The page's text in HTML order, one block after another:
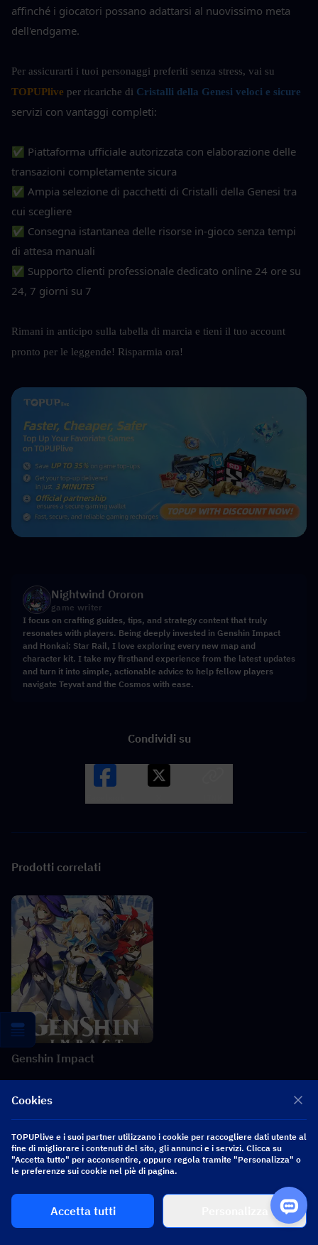
affinché i giocatori possano adattarsi al nuovissimo meta
dell'endgame.
TOPUPlive per ricariche di Cristalli della Genesi veloci e sicure
servizi con vantaggi completi:
✅ Piattaforma ufficiale autorizzata con elaborazione delle
transazioni completamente sicura
✅ Ampia selezione di pacchetti di Cristalli della Genesi tra
cui scegliere
✅ Consegna istantanea delle risorse in-gioco senza tempi
di attesa manuali
✅ Supporto clienti professionale dedicato online 24 ore su
24, 7 giorni su 7
Rimani in anticipo sulla tabella di marcia e tieni il tuo account
pronto per le leggende! Risparmia ora!
Nightwind Ororon
game writer
I focus on crafting guides, tips, and strategy content that truly
resonates with players. Being deeply invested in Genshin Impact
and Honkai: Star Rail, I love exploring every new map and
character kit. I take my firsthand experience from the latest updates
and turn it into simple, actionable advice to help fellow players
navigate Teyvat and the Cosmos with ease.
Condividi su
Prodotti correlati
Genshin Impact
Collaborazione Heartopia × Dave the Diver: Guida alle valvole
subacquee e alle ricompense
Zenless Zone Zero 3.2 Claret Leak: Kit, Materiali, W-Engine
Signature e Mindscape Cinema
Cookies
TOPUPlive e i suoi partner utilizzano i cookie per raccogliere dati utente al
fine di migliorare i contenuti del sito, gli annunci e i servizi. Clicca su
"Accetta tutto" per acconsentire, oppure regola tramite "Personalizza" o
le preferenze sui cookie nel piè di pagina.
Accetta tutti